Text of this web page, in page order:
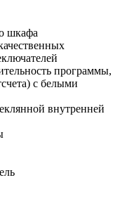
шкафа
программы,
с белыми
внутренней